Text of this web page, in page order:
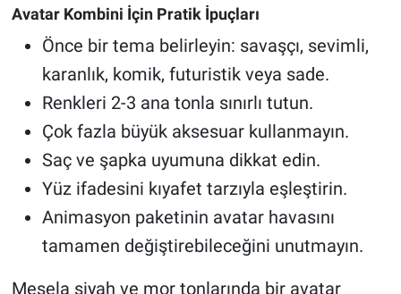
Avatar Kombini İçin Pratik İpuçları
Önce bir tema belirleyin: savaşçı, sevimli,
karanlık, komik, futuristik veya sade.
Renkleri 2-3 ana tonla sınırlı tutun.
Çok fazla büyük aksesuar kullanmayın.
Saç ve şapka uyumuna dikkat edin.
Yüz ifadesini kıyafet tarzıyla eşleştirin.
Animasyon paketinin avatar havasını
tamamen değiştirebileceğini unutmayın.
Mesela siyah ve mor tonlarında bir avatar